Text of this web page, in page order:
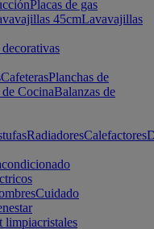
Placas de gas
45cmLavavajillas
CafeterasPlanchas de
CocinaBalanzas de
RadiadoresCalefactores
Cuidado
limpiacristales